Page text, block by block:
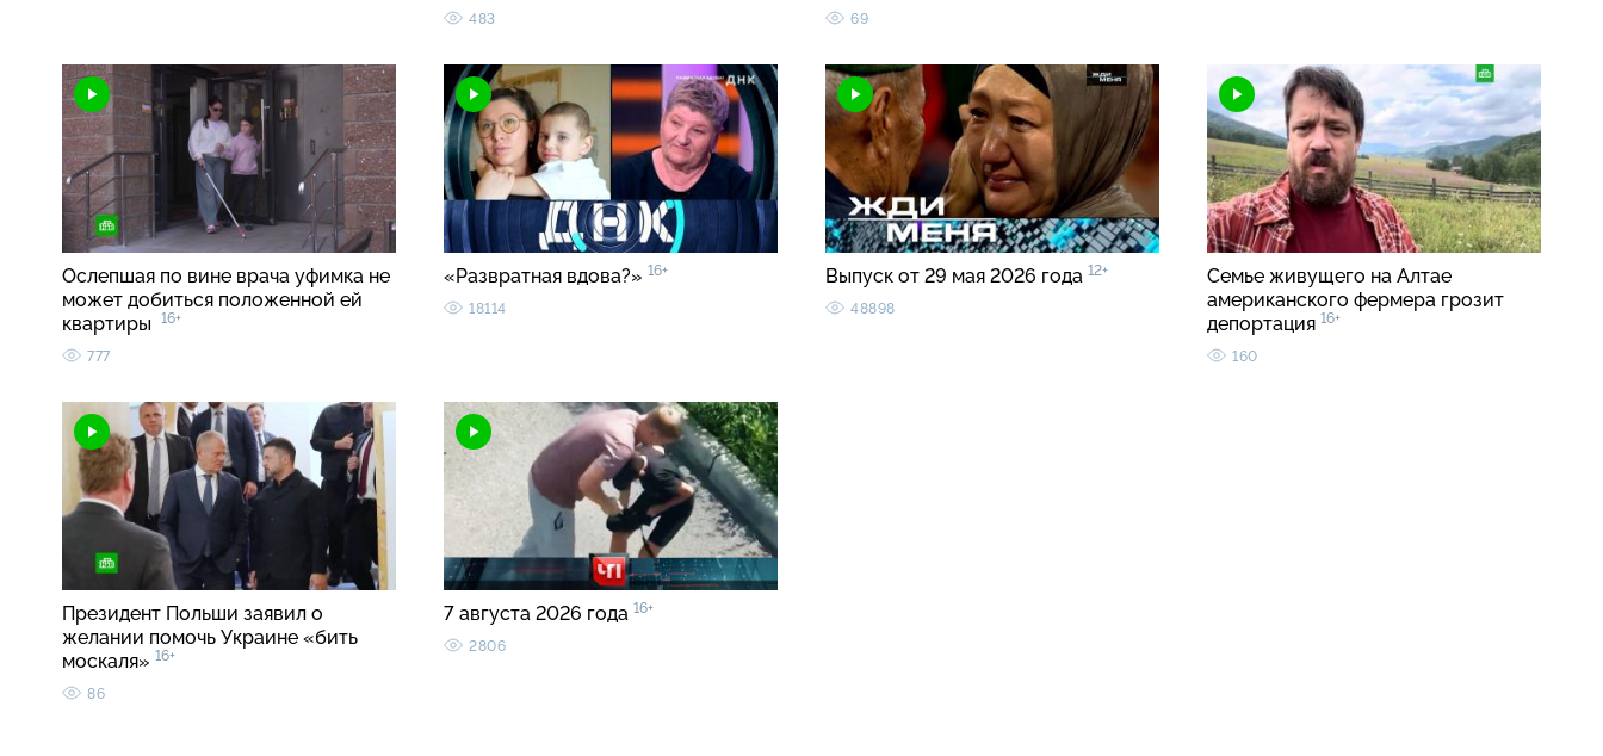
483 69
Ослепшая по вине врача уфимка не
может добиться положенной ей
квартиры
16+
777
«Развратная вдова?» 16+
18114
Выпуск от 29 мая 2026 года 12+
48898
Семье живущего на Алтае
американского фермера грозит
депортация 16+
160
Президент Польши заявил о
желании помочь Украине «бить
москаля» 16+
86
7 августа 2026 года 16+
2806